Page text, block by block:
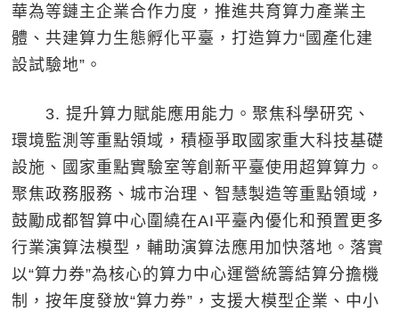
華為等鏈主企業合作力度，推進共育算力產業主
體、共建算力生態孵化平臺，打造算力“國產化建
設試驗地”。
3. 提升算力賦能應用能力。聚焦科學研究、
環境監測等重點領域，積極爭取國家重大科技基礎
設施、國家重點實驗室等創新平臺使用超算算力。
聚焦政務服務、城市治理、智慧製造等重點領域，
鼓勵成都智算中心圍繞在AI平臺內優化和預置更多
行業演算法模型，輔助演算法應用加快落地。落實
以“算力券”為核心的算力中心運營統籌結算分擔機
制，按年度發放“算力券”，支援大模型企業、中小